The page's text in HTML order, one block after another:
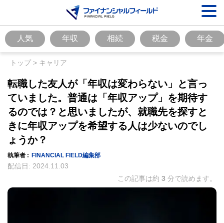
人気 年収 相続 税金 年金
トップ> キャリア
転職した友人が「年収は変わらない」と言っ
ていました。普通は「年収アップ」を期待す
るのでは？と思いましたが、就職先を探すと
きに年収アップを希望する人は少ないのでし
ょうか？
執筆者 : FINANCIAL FIELD編集部
配信日: 2024.11.03
この記事は約 3 分で読めます。